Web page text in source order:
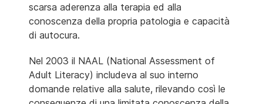
scarsa aderenza alla terapia ed alla
conoscenza della propria patologia e capacità
di autocura.
Nel 2003 il NAAL (National Assessment of
Adult Literacy) includeva al suo interno
domande relative alla salute, rilevando così le